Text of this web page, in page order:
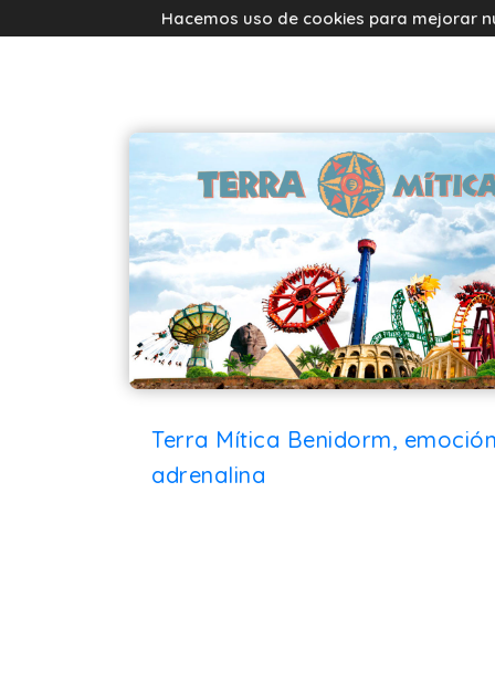
Hacemos uso de cookies para mejorar
Terra Mítica Benidorm,
adrenalina